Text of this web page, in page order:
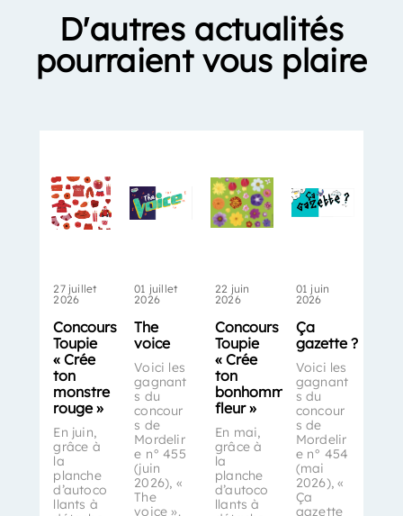
D'autres actualités
pourraient vous plaire
27 juillet
2026
Concours
Toupie
« Crée
ton
monstre
rouge »
En juin,
grâce à
la
planche
d’autoco
llants à
01 juillet
2026
The
voice
Voici les
gagnant
s du
concour
s de
Mordelir
e n° 455
(juin
2026), «
The
voice ».
22 juin
2026
Concours
Toupie
« Crée
ton
bonhomme-
fleur »
En mai,
grâce à
la
planche
d’autoco
llants à
01 juin
2026
Ça
gazette ?
Voici les
gagnant
s du
concour
s de
Mordelir
e n° 454
(mai
2026), «
Ça
gazette